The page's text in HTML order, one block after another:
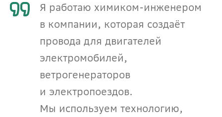
Я работаю химиком-инженером
в компании, которая создаёт
провода для двигателей
электромобилей,
ветрогенераторов
и электропоездов.
Мы используем технологию,